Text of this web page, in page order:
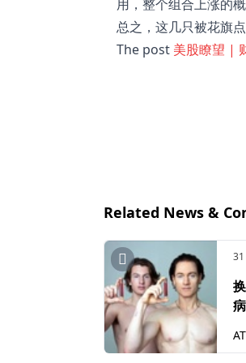
用，整个组合上涨的概
总之，这几只被花旗
The post 美股瞭望 |
Related News &
换
病